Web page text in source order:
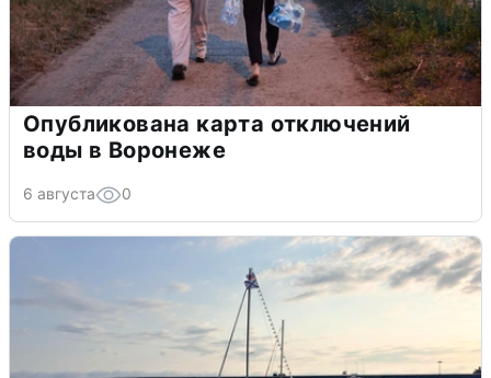
Опубликована карта отключений
воды в Воронеже
6 августа 0